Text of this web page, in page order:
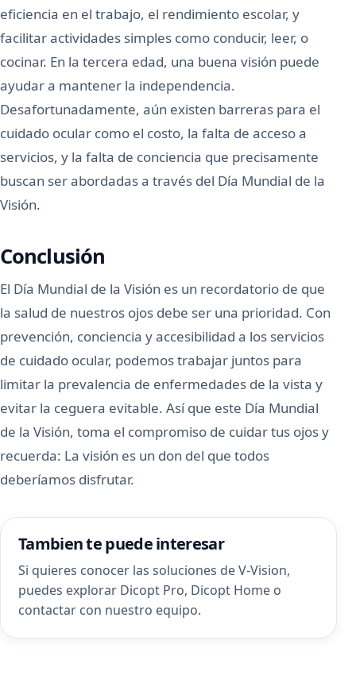
eficiencia en el trabajo, el rendimiento escolar, y
facilitar actividades simples como conducir, leer, o
cocinar. En la tercera edad, una buena visión puede
ayudar a mantener la independencia.
Desafortunadamente, aún existen barreras para el
cuidado ocular como el costo, la falta de acceso a
servicios, y la falta de conciencia que precisamente
buscan ser abordadas a través del Día Mundial de la
Visión.
Conclusión
El Día Mundial de la Visión es un recordatorio de que
la salud de nuestros ojos debe ser una prioridad. Con
prevención, conciencia y accesibilidad a los servicios
de cuidado ocular, podemos trabajar juntos para
limitar la prevalencia de enfermedades de la vista y
evitar la ceguera evitable. Así que este Día Mundial
de la Visión, toma el compromiso de cuidar tus ojos y
recuerda: La visión es un don del que todos
deberíamos disfrutar.
Tambien te puede interesar
Si quieres conocer las soluciones de V-Vision,
puedes explorar Dicopt Pro, Dicopt Home o
contactar con nuestro equipo.